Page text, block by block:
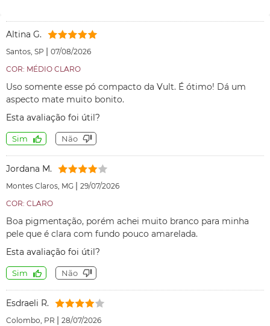
Altina G.
Santos, SP | 07/08/2026
COR: MÉDIO CLARO
Uso somente esse pó compacto da Vult. É ótimo! Dá um
aspecto mate muito bonito.
Esta avaliação foi útil?
Sim Não
Jordana M.
Montes Claros, MG | 29/07/2026
COR: CLARO
Boa pigmentação, porém achei muito branco para minha
pele que é clara com fundo pouco amarelada.
Esta avaliação foi útil?
Sim Não
Esdraeli R.
Colombo, PR | 28/07/2026